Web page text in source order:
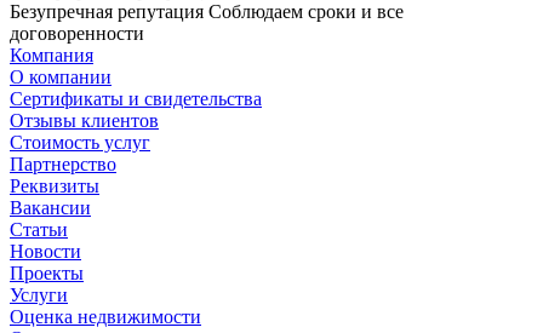
Безупречная репутация Соблюдаем сроки и все
договоренности
Компания
О компании
Сертификаты и свидетельства
Отзывы клиентов
Стоимость услуг
Партнерство
Реквизиты
Вакансии
Статьи
Новости
Проекты
Услуги
Оценка недвижимости